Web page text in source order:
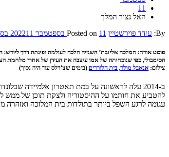
11
האל נצור המלך
By: עודד פוירשטיין Posted on 11 בספטמבר 2022 11 בספטמבר 2022
פוסט אורח: המלכה אליזבת’ השנייה הלכה לעולמה ופינתה דרך ליורש:
הסימבולי, כפי שנוכחותה של אמו עיצבה את העידן של אחרי מלחמת
צילום: אנאבל מולר, בית הלורדים (בימים שצ’רלס עוד היה נסיך)
ב-2014 עלה לראשונה על במת תאטרון אלמיידה
להטביע את חותמו על ההיסטוריה ולצקת תוכן של ממש
עגומה לרגע השפל ביותר בתולדות בית המלוכה ואזהרה